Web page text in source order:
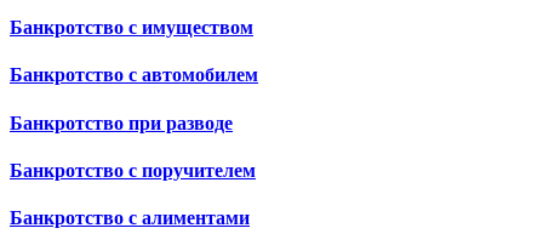
Банкротство с имуществом
Банкротство с автомобилем
Банкротство при разводе
Банкротство с поручителем
Банкротство с алиментами